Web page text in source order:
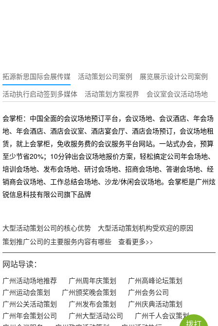
拓源新思国际会展传媒 活动策划公司案例
展览展示设计公司案例
活动执行启动签到多媒体
活动策划方案视界 会议室会议活动场地
会掌柜：中国全面的会议场地预订平台，会议场地、会议酒店、年会场
地、年会酒店、酒店会议室、酒店宴会厅、酒店会场预订，会议场地租
赁，就上会掌柜，免收服务费的会议服务平台网站。一站式办会，预算
至少节省20%；10分钟出会议场地报价方案，轻松搞定公司年会场地、
培训会场地、发布会场地、研讨会场地、招商会场地、答谢会场地、经
销商会议场地、工作总结会场地、沙龙/休闲会议场地。会掌柜是广州炫
锐信息科技有限公司旗下品牌
大型活动策划公司的核心优势
大型活动策划机构受欢迎的原因
策划推广公司的主要服务内容有哪些
查看更多>>
网站导读：
广州活动场地推荐 广州周年庆策划
广州高峰论坛策划
广州运动会策划
广州颁奖晚会策划
广州会务公司
广州公关活动策划
广州发布会策划
广州庆典活动策划
广州年会策划公司
广州大型活动公司
广州千人会议策划